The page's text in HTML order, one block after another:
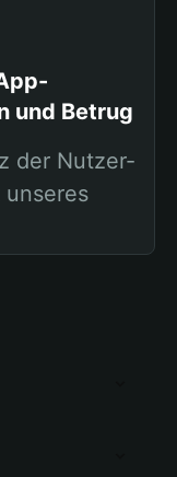
und Betrug
der Nutzer-